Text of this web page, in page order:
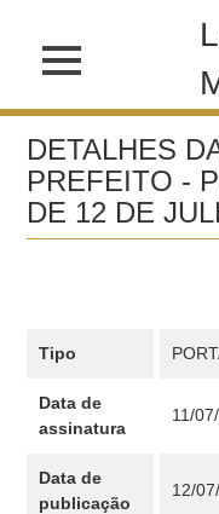
DETALHES
PREFEITO -
DE 12 DE
Tipo
Data de
assinatura
11/
Data de
publicação
12/